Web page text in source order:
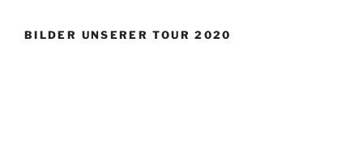
BILDER UNSERER TOUR 2020